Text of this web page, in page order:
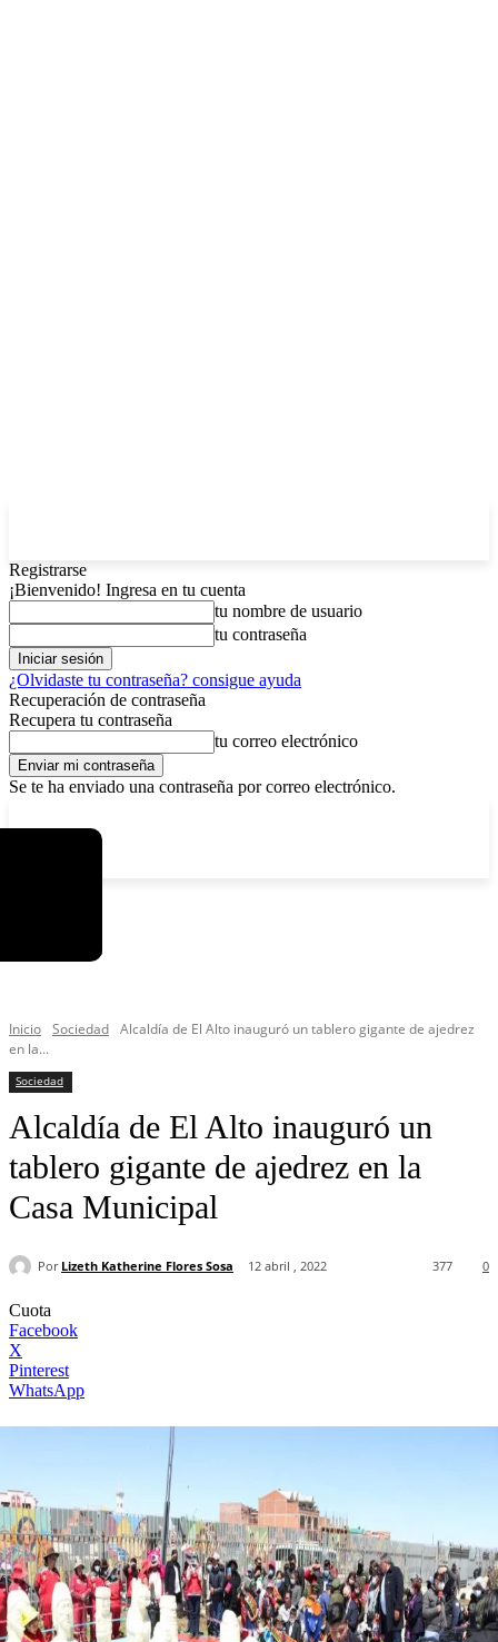
Registrarse
¡Bienvenido! Ingresa en tu cuenta
tu nombre de usuario
tu contraseña
¿Olvidaste tu contraseña? consigue ayuda
Recuperación de contraseña
Recupera tu contraseña
tu correo electrónico
Se te ha enviado una contraseña por correo electrónico.
Inicio Sociedad Alcaldía de El Alto inauguró un tablero gigante de ajedrez
en la...
Sociedad
Alcaldía de El Alto inauguró un
tablero gigante de ajedrez en la
Casa Municipal
Por Lizeth Katherine Flores Sosa 12 abril , 2022 0
377
Cuota
Facebook
X
Pinterest
WhatsApp